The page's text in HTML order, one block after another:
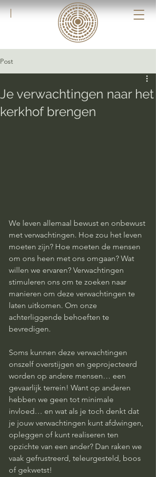
|
Post
Je verwachtingen naar het
kerkhof brengen
We leven allemaal bewust en onbewust
met verwachtingen. Hoe zou het leven
moeten zijn? Hoe moeten de mensen
om ons heen met ons omgaan? Wat
willen we ervaren? Verwachtingen
stimuleren ons om te zoeken naar
manieren om deze verwachtingen te
laten uitkomen. Om onze
achterliggende behoeften te
bevredigen.
Soms kunnen deze verwachtingen
onszelf overstijgen en geprojecteerd
worden op andere mensen… een
gevaarlijk terrein! Want op anderen
hebben we geen tot minimale
invloed… en wat als je toch denkt dat
je jouw verwachtingen kunt afdwingen,
opleggen of kunt realiseren ten
opzichte van een ander? Dan raken we
vaak gefrustreerd, teleurgesteld, boos
of gekwetst!